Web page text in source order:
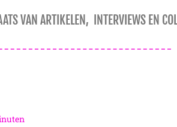
VAN ARTIKELEN, INTERVIEWS EN